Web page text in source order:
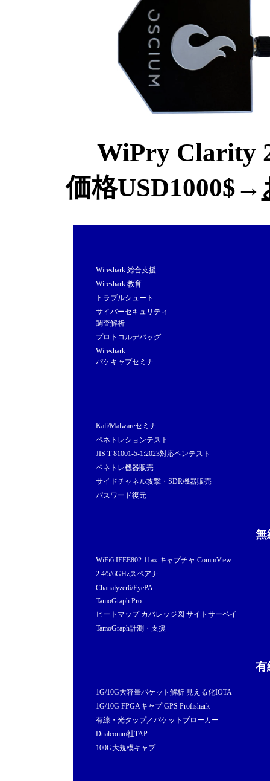
WiPry Clarity
価格USD1000$→
Wireshark 総合支援
Wireshark 教育
トラブルシュート
サイバーセキュリティ
調査解析
プロトコルデバッグ
Wireshark
パケキャプセミナ
Kali/Malwareセミナ
ペネトレションテスト
JIS T 81001-5-1:2023対応ペンテスト
ペネトレ機器販売
サイドチャネル攻撃・SDR機器販売
パスワード復元
無
WiFi6 IEEE802.11ax キャプチャ CommView
2.4/5/6GHzスペアナ
Chanalyzer6/EyePA
TamoGraph Pro
ヒートマップ カバレッジ図 サイトサーベイ
TamoGraph計測・支援
有
1G/10G大容量パケット解析 見える化IOTA
1G/10G FPGAキャプ GPS Profishark
有線・光タップ／パケットブローカー
Dualcomm社TAP
100G大規模キャプ